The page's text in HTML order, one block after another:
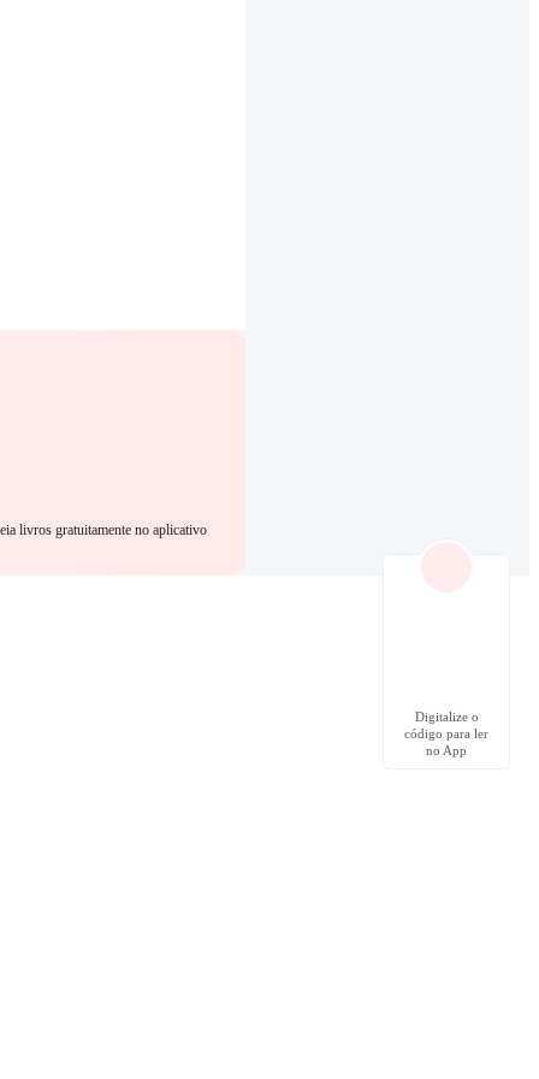
livros gratuitamente no aplicativo
Digitalize o
código para ler
no App